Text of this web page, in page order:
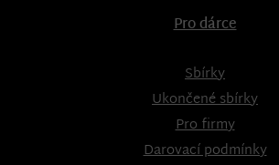
Pro dárce
Sbírky
Ukončené sbírky
Pro firmy
Darovací podmínky